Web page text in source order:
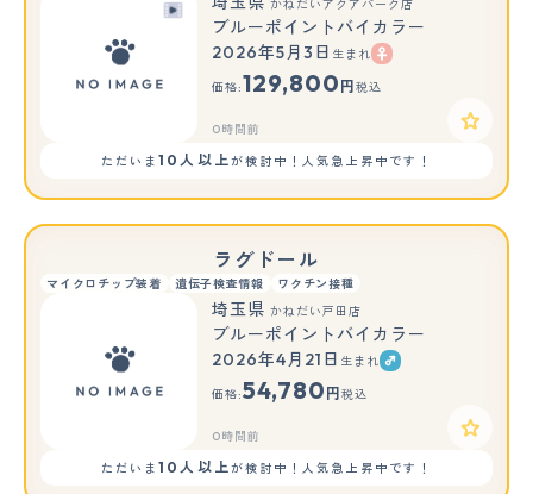
かねだいアクアパーク店
ブルーポイントバイカラー
2026年5月3日 生まれ
価格:129,800 円 税込
0時間前
ただいま10人以上が検討中！人気急上昇中です！
ラグドール
マイクロチップ装着 遺伝子検査情報 ワクチン接種
埼玉県 かねだい戸田店
ブルーポイントバイカラー
2026年4月21日 生まれ
価格:54,780 円 税込
0時間前
ただいま10人以上が検討中！人気急上昇中です！